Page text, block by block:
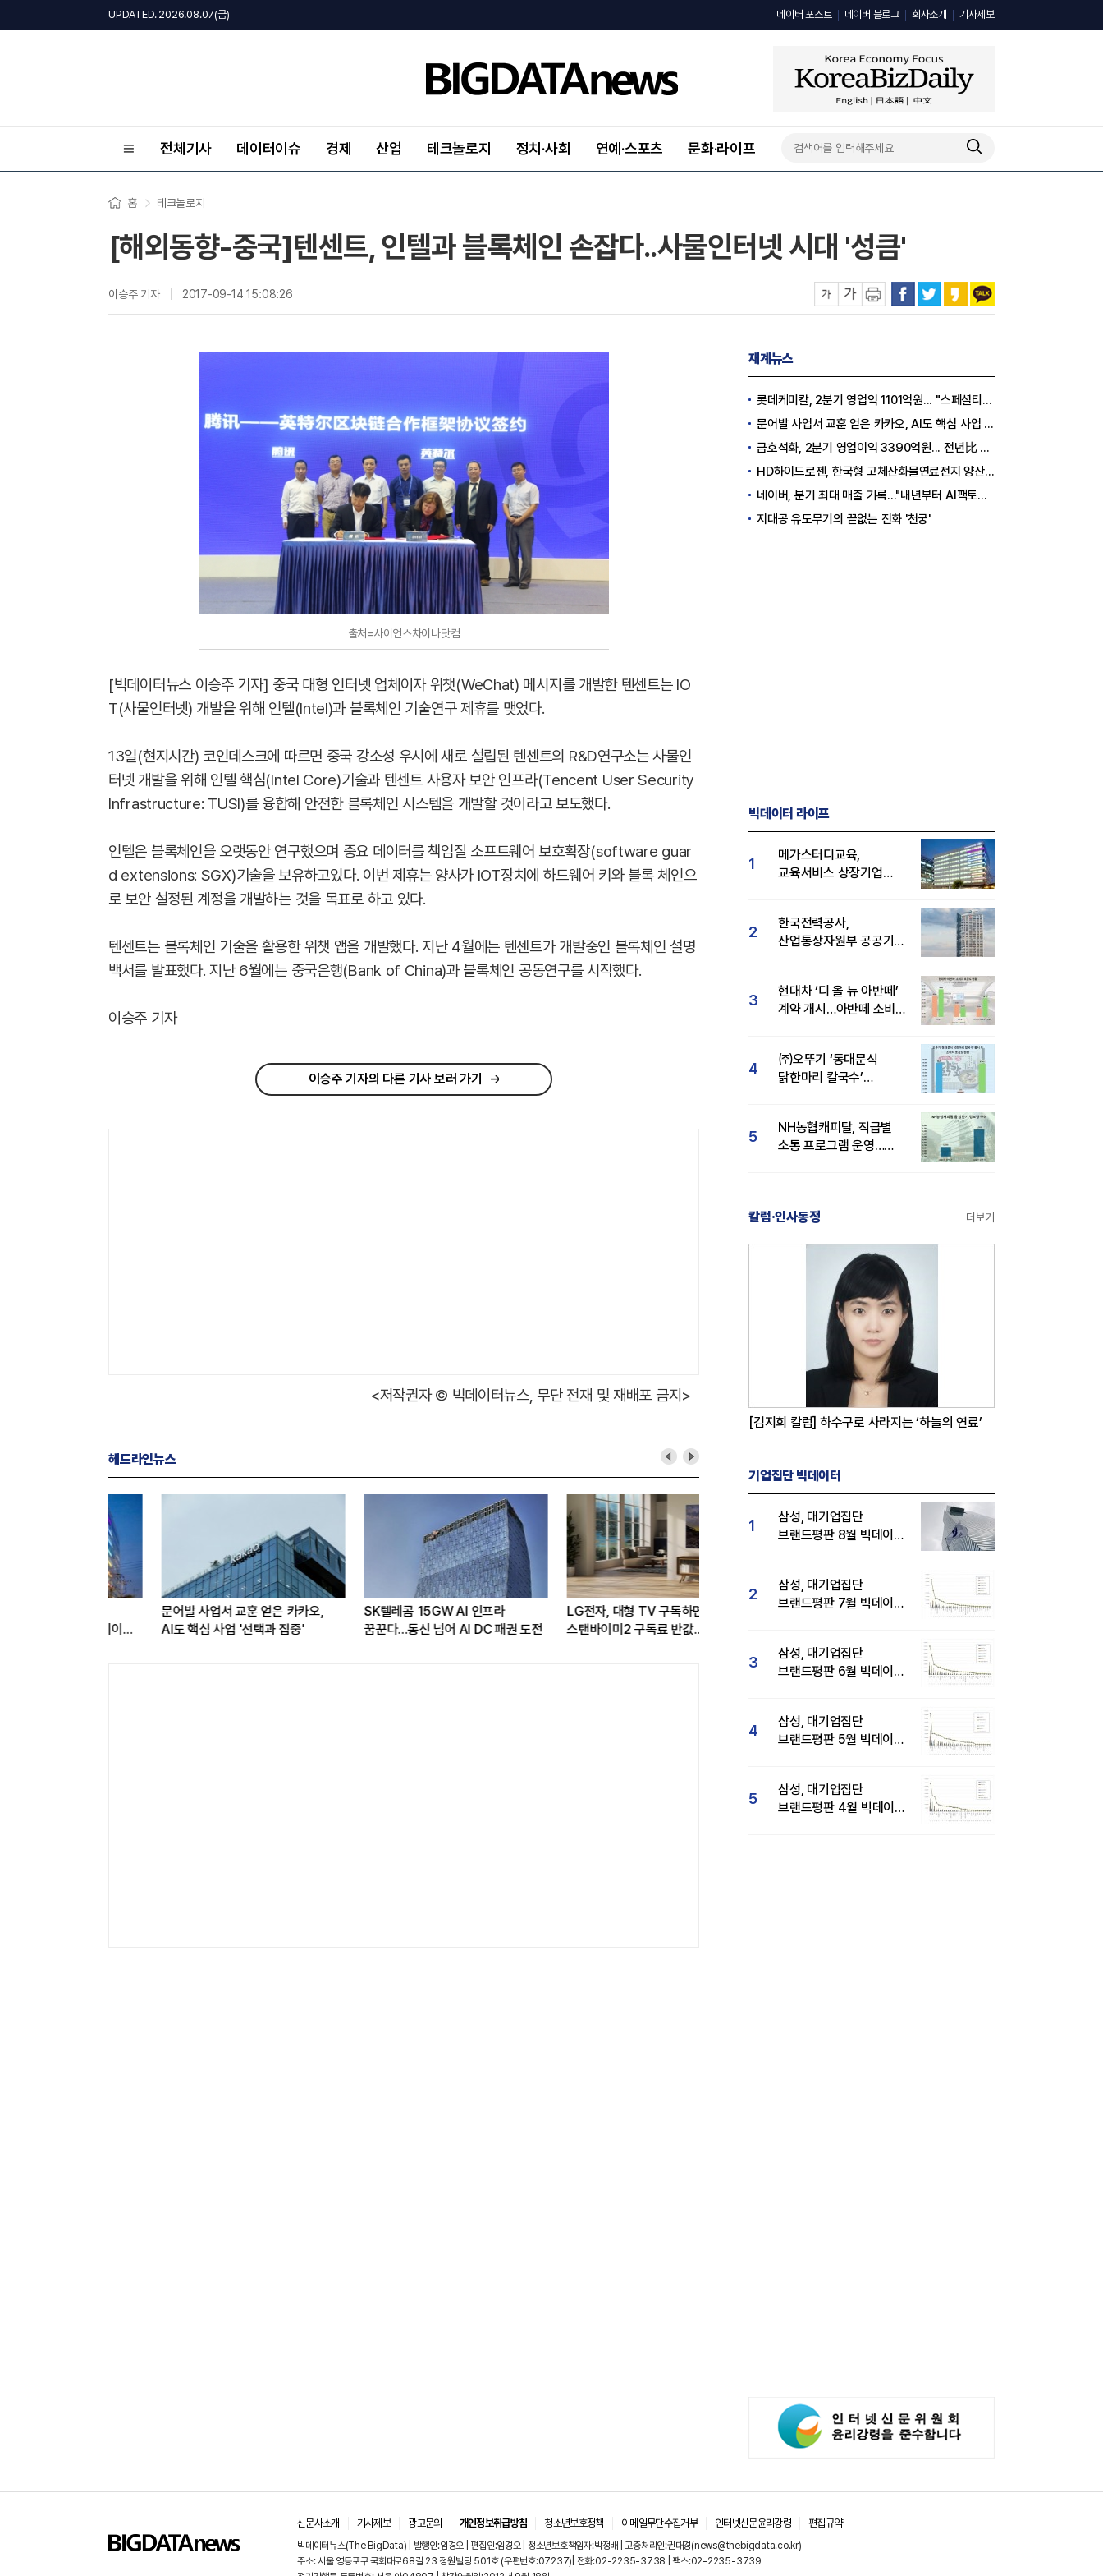
UPDATED. 2026.08.07(금) 네이버 포스트 네이버 블로그 회사소개 기사제보
전체기사 데이터이슈 경제 산업 테크놀로지 정치·사회 연예·스포츠 문화·라이프
홈 테크놀로지
[해외동향-중국]텐센트, 인텔과 블록체인 손잡다..사물인터넷 시대 '성큼'
이승주 기자 2017-09-14 15:08:26
출처=사이언스차이나닷컴
[빅데이터뉴스 이승주 기자] 중국 대형 인터넷 업체이자 위챗(WeChat) 메시지를 개발한 텐센트는 IO
T(사물인터넷) 개발을 위해 인텔(Intel)과 블록체인 기술연구 제휴를 맺었다.
13일(현지시간) 코인데스크에 따르면 중국 강소성 우시에 새로 설립된 텐센트의 R&D연구소는 사물인
터넷 개발을 위해 인텔 핵심(Intel Core)기술과 텐센트 사용자 보안 인프라(Tencent User Security
Infrastructure: TUSI)를 융합해 안전한 블록체인 시스템을 개발할 것이라고 보도했다.
인텔은 블록체인을 오랫동안 연구했으며 중요 데이터를 책임질 소프트웨어 보호확장(software guar
d extensions: SGX)기술을 보유하고있다. 이번 제휴는 양사가 IOT장치에 하드웨어 키와 블록 체인으
로 보안 설정된 계정을 개발하는 것을 목표로 하고 있다.
텐센트는 블록체인 기술을 활용한 위챗 앱을 개발했다. 지난 4월에는 텐센트가 개발중인 블록체인 설명
백서를 발표했다. 지난 6월에는 중국은행(Bank of China)과 블록체인 공동연구를 시작했다.
이승주 기자
이승주 기자의 다른 기사 보러 가기
<저작권자 © 빅데이터뉴스, 무단 전재 및 재배포 금지>
헤드라인뉴스
문어발 사업서 교훈 얻은 카카오,
AI도 핵심 사업 '선택과 집중'
SK텔레콤 15GW AI 인프라
꿈꾼다…통신 넘어 AI DC 패권 도전
LG전자, 대형 TV 구독하면
스탠바이미2 구독료 반값...소비자
[LIG D&A 50년-36] 지대공
현대차·기아, '2026 레드 닷 어워드'
재계뉴스
롯데케미칼, 2분기 영업익 1101억원... "스페셜티 전환 가속"
문어발 사업서 교훈 얻은 카카오, AI도 핵심 사업 '선택과 집중'
금호석화, 2분기 영업이익 3390억원... 전년比 419% 급증
HD하이드로젠, 한국형 고체산화물연료전지 양산체계 구축
네이버, 분기 최대 매출 기록..."내년부터 AI팩토리 수익 날 것"
지대공 유도무기의 끝없는 진화 '천궁'
빅데이터 라이프
1
메가스터디교육,
교육서비스 상장기업
2
한국전력공사,
산업통상자원부 공공기관
3
현대차 ‘디 올 뉴 아반떼’
계약 개시…아반떼 소비자
4
㈜오뚜기 ‘동대문식
닭한마리 칼국수’
5
NH농협캐피탈, 직급별
소통 프로그램 운영…
칼럼·인사동정 더보기
[김지희 칼럼] 하수구로 사라지는 ‘하늘의 연료’
기업집단 빅데이터
1
삼성, 대기업집단
브랜드평판 8월 빅데이터
2
삼성, 대기업집단
브랜드평판 7월 빅데이터
3
삼성, 대기업집단
브랜드평판 6월 빅데이터
4
삼성, 대기업집단
브랜드평판 5월 빅데이터
5
삼성, 대기업집단
브랜드평판 4월 빅데이터
신문사소개 기사제보 광고문의 개인정보취급방침 청소년보호정책 이메일무단수집거부 인터넷신문윤리강령 편집규약
빅데이터뉴스(The BigData) | 발행인:임경오 | 편집인:임경오 | 청소년보호책임자:박정배 | 고충처리인:권대경(news@thebigdata.co.kr)
주소: 서울 영등포구 국회대로68길 23 정원빌딩 501호 (우편번호:07237)| 전화:02-2235-3738 | 팩스:02-2235-3739